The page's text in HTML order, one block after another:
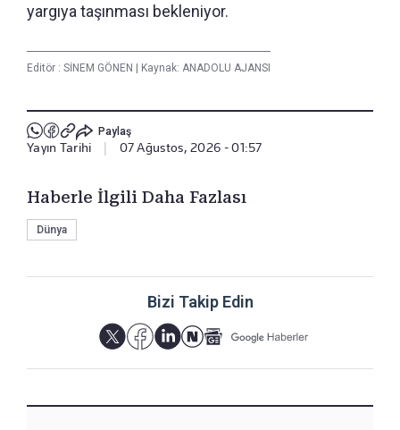
yargıya taşınması bekleniyor.
Editör : SİNEM GÖNEN Kaynak: ANADOLU AJANSI
Paylaş
Yayın Tarihi 07 Ağustos, 2026 - 01:57
Haberle İlgili Daha Fazlası
Dünya
Bizi Takip Edin